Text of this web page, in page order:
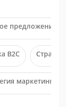
предложение в
B2C
маркетинга